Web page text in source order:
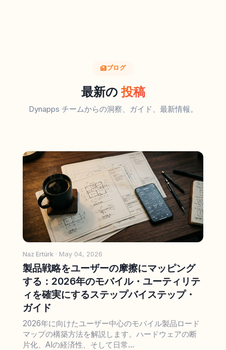
ブログ
最新の 投稿
Dynapps チームからの洞察、ガイド、最新情報。
Naz Ertürk · May 04, 2026
製品戦略をユーザーの摩擦にマッピング
する：2026年のモバイル・ユーティリテ
ィを確実にするステップバイステップ・
ガイド
2026年に向けたユーザー中心のモバイル製品ロード
マップの構築方法を解説します。ハードウェアの断
片化、AIの経済性、そして日常...